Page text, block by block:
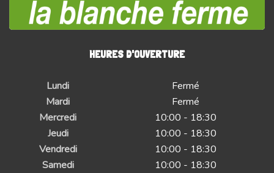
HEURES D'OUVERTURE
Lundi
Fermé
Mardi
Fermé
Mercredi
10:00 - 18:30
Jeudi
10:00 - 18:30
Vendredi
10:00 - 18:30
Samedi
10:00 - 18:30